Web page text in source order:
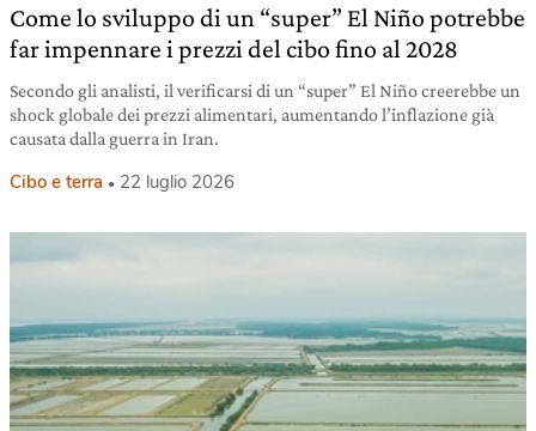
Come lo sviluppo di un “super” El Niño potrebbe
far impennare i prezzi del cibo fino al 2028
Secondo gli analisti, il verificarsi di un “super” El Niño creerebbe un
shock globale dei prezzi alimentari, aumentando l’inflazione già
causata dalla guerra in Iran.
Cibo e terra 22 luglio 2026